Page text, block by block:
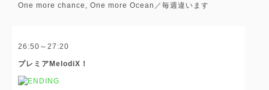
One more chance, One more Ocean／毎週違います
26:50～27:20
プレミアMelodiX！